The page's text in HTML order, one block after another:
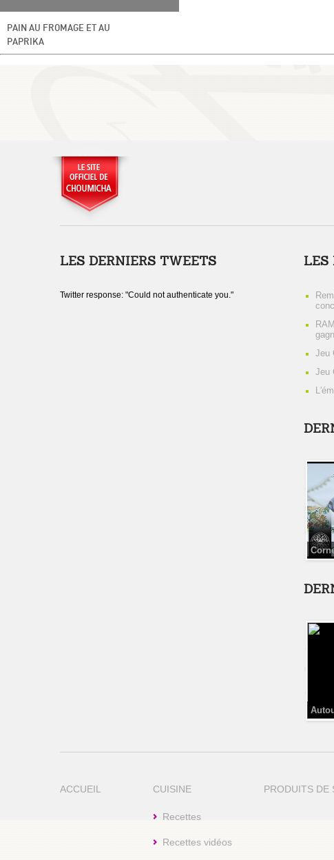
PAIN AU FROMAGE ET AU
PAPRIKA
LES DERNIERS TWEETS
Twitter response: "Could not authenticate you."
LES
Jeu
Jeu
ACCUEIL CUISINE
Recettes
Recettes vidéos
PRODUITS DE